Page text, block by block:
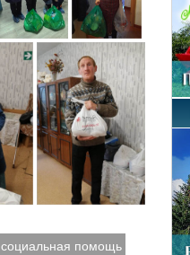
социальная помощь